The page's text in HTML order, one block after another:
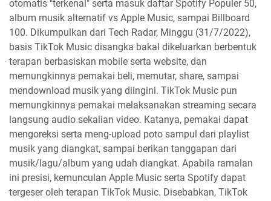
otomatis "terkenal" serta masuk daftar Spotify Populer 50,
album musik alternatif vs Apple Music, sampai Billboard
100. Dikumpulkan dari Tech Radar, Minggu (31/7/2022),
basis TikTok Music disangka bakal dikeluarkan berbentuk
terapan berbasiskan mobile serta website, dan
memungkinnya pemakai beli, memutar, share, sampai
mendownload musik yang diingini. TikTok Music pun
memungkinnya pemakai melaksanakan streaming secara
langsung audio sekalian video. Katanya, pemakai dapat
mengoreksi serta meng-upload poto sampul dari playlist
musik yang diangkat, sampai berikan tanggapan dari
musik/lagu/album yang udah diangkat. Apabila ramalan
ini presisi, kemunculan Apple Music serta Spotify dapat
tergeser oleh terapan TikTok Music. Disebabkan, TikTok